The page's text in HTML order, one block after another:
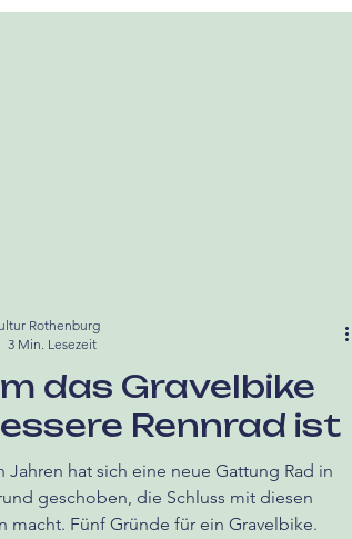
das Gravelbike
Rennrad ist
Jahren hat sich eine neue Gattung Rad in
geschoben, die Schluss mit diesen
macht. Fünf Gründe für ein Gravelbike.
Rothenburg
3 Min. Lesezeit